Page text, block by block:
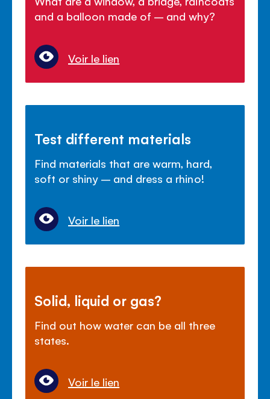
and a balloon made of – and why?
Voir le lien
Test different materials
Find materials that are warm, hard,
soft or shiny – and dress a rhino!
Voir le lien
Solid, liquid or gas?
Find out how water can be all three
states.
Voir le lien